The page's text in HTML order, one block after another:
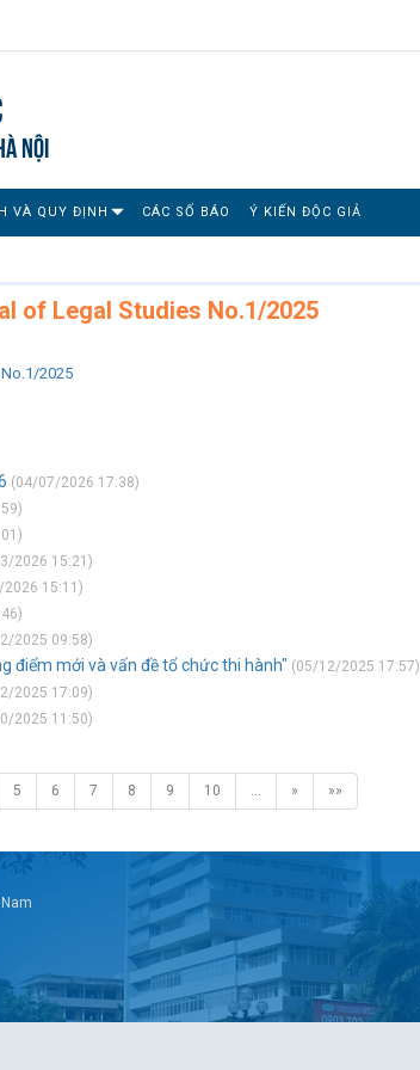
NỘI
VÀ QUY ĐỊNH CÁC SỐ BÁO Ý KIẾN ĐỘC GIẢ
of Legal Studies No.1/2025
2025
(04/07/2026 17:38)
2026 15:21)
15:11)
2025 09:58)
điểm mới và vấn đề tổ chức thi hành" (05/12/2025 17:57)
2025 17:09)
2025 11:50)
5 6 7 8 9 10 … » »»